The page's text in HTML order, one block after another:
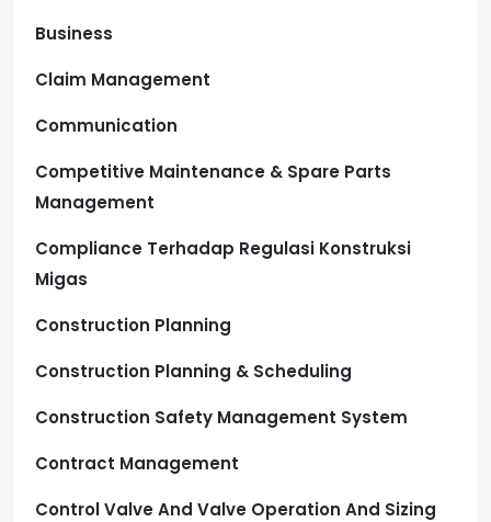
Business
Claim Management
Communication
Competitive Maintenance & Spare Parts
Management
Compliance Terhadap Regulasi Konstruksi
Migas
Construction Planning
Construction Planning & Scheduling
Construction Safety Management System
Contract Management
Control Valve And Valve Operation And Sizing